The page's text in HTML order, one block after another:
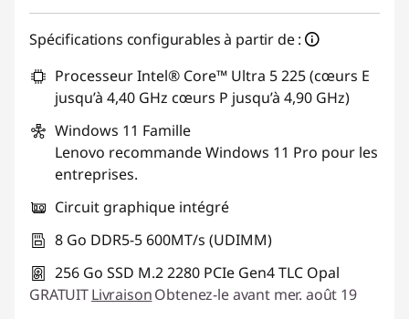
Spécifications configurables à partir de :
Processeur Intel® Core™ Ultra 5 225 (cœurs E
jusqu’à 4,40 GHz cœurs P jusqu’à 4,90 GHz)
Windows 11 Famille
Lenovo recommande Windows 11 Pro pour les
entreprises.
Circuit graphique intégré
8 Go DDR5-5 600MT/s (UDIMM)
256 Go SSD M.2 2280 PCIe Gen4 TLC Opal
GRATUITLivraisonObtenez-le avant mer. août 19